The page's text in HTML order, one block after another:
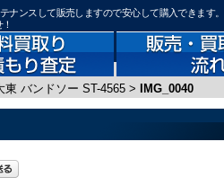
ナンスして販売しますので安心して購入できます
東 バンドソー ST-4565 > IMG_0040